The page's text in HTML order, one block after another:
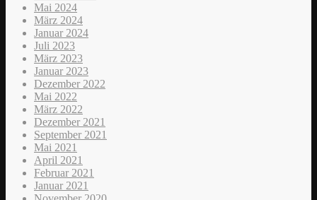
Mai 2024
März 2024
Januar 2024
Juli 2023
März 2023
Januar 2023
Dezember 2022
Mai 2022
März 2022
Dezember 2021
September 2021
Mai 2021
April 2021
Februar 2021
Januar 2021